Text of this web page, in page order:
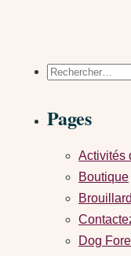
Rechercher :
Pages
Activités
Boutique
Brouillard
Dog